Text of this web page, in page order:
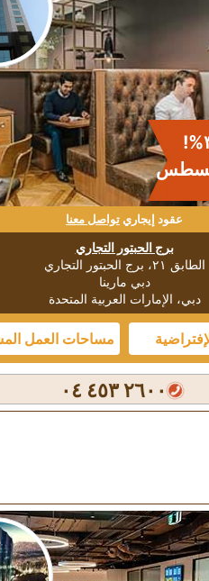
عقود إيجاري تواصل معنا
برج الحبتور التجاري
الطابق ٢١، برج الحبتور التجاري
دبي مارينا
دبي، الإمارات العربية المتحدة
مساحات العمل
٢٦٠٠ ٤٥٣ ٠٤